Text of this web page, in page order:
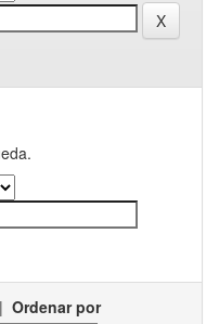
| Ordenar por